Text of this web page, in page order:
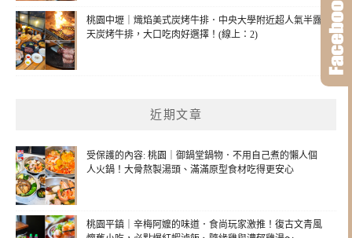
桃園中壢｜熾焰美式炭烤牛排．中央大學附近超人氣半露
天炭烤牛排，大口吃肉好選擇！(線上：2)
近期文章
受保護的內容: 桃園｜御鍋堂鍋物．不用自己煮的懶人個
人火鍋！大骨熬製湯頭、滿滿原型食材吃得更安心
桃園平鎮｜辛梅阿嬤的味道．食尚玩家激推！復古文青風